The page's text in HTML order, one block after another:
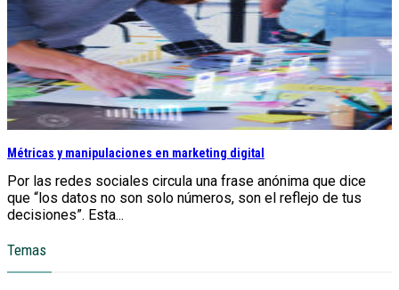
Métricas y manipulaciones en marketing digital
Por las redes sociales circula una frase anónima que dice
que “los datos no son solo números, son el reflejo de tus
decisiones”. Esta...
Temas